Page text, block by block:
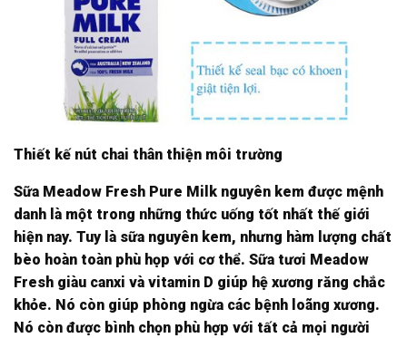
Thiết kế nút chai thân thiện môi trường
Sữa Meadow Fresh Pure Milk nguyên kem được mệnh
danh là một trong những thức uống tốt nhất thế giới
hiện nay. Tuy là sữa nguyên kem, nhưng hàm lượng chất
bèo hoàn toàn phù họp với cơ thể. Sữa tươi Meadow
Fresh giàu canxi và vitamin D giúp hệ xương răng chắc
khỏe. Nó còn giúp phòng ngừa các bệnh loãng xương.
Nó còn được bình chọn phù hợp với tất cả mọi người